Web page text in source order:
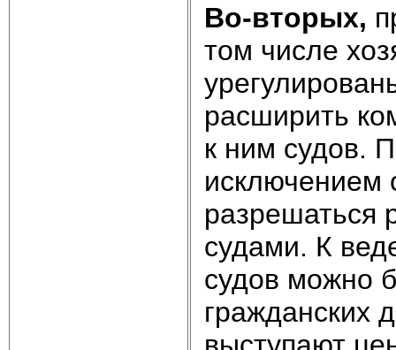
Во-вторых,
том числе
расширить
к ним судов.
исключением
разрешаться
судами. К
судов можно
гражданских